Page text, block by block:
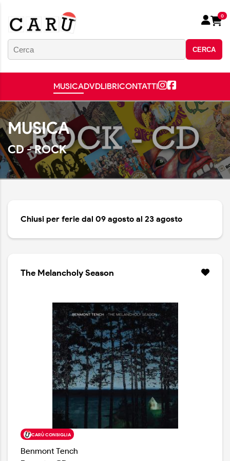
CERCA
0
MUSICADVDLIBRICONTATTI
MUSICA
CD - ROCK
Chiusi per ferie dal 09 agosto al 23 agosto
The Melancholy Season
CARÙ CONSIGLIA
Benmont Tench